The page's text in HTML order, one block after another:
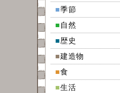
■季節
■自然
■歴史
■建造物
■食
■生活